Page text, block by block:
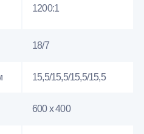
1200:1
18/7
15,5/15,5/15,5/15,5
600 x 400